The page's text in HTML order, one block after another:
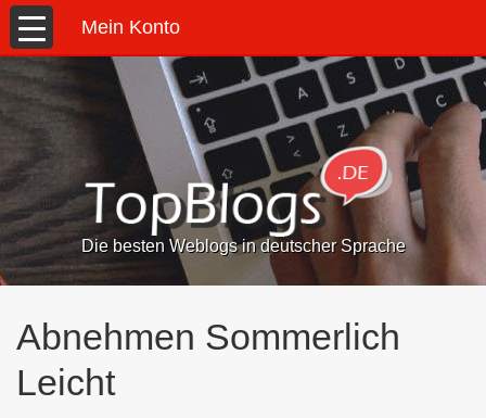
Mein Konto
Die besten Weblogs in deutscher Sprache
Abnehmen Sommerlich
Leicht